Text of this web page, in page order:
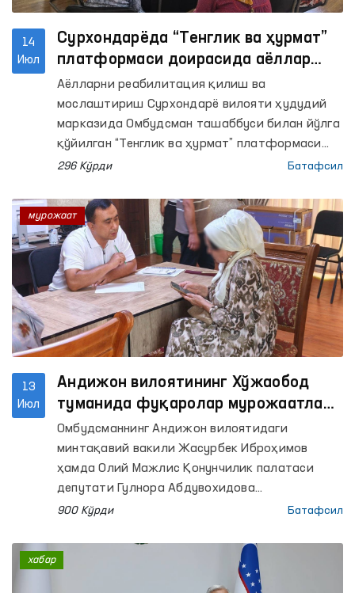
14
Июл
Сурхондарёда “Тенглик ва ҳурмат”
платформаси доирасида аёллар
мурожаатлари бўйича амалий
чоралар кўрилди
Аёлларни реабилитация қилиш ва
мослаштириш Сурхондарё вилояти ҳудудий
марказида Омбудсман ташаббуси билан йўлга
қўйилган “Тенглик ва ҳурмат” платформаси
доирасида “Ҳуқуқий ёрдам автобуси” тадбири
296 Кўрди Батафсил
13
Июл
Андижон вилоятининг Хўжаобод
туманида фуқаролар мурожаатлари
маҳаллабай ўрганилди
Омбудсманнинг Андижон вилоятидаги
минтақавий вакили Жасурбек Иброҳимов
ҳамда Олий Мажлис Қонунчилик палатаси
депутати Гулнора Абдувохидова
ҳамкорлигида фуқаролар мурожаатларини
вилоятининг Хўжаобод туманида сайёр қабул
ташкил этилди.
900 Кўрди Батафсил
мурожаат
хабар